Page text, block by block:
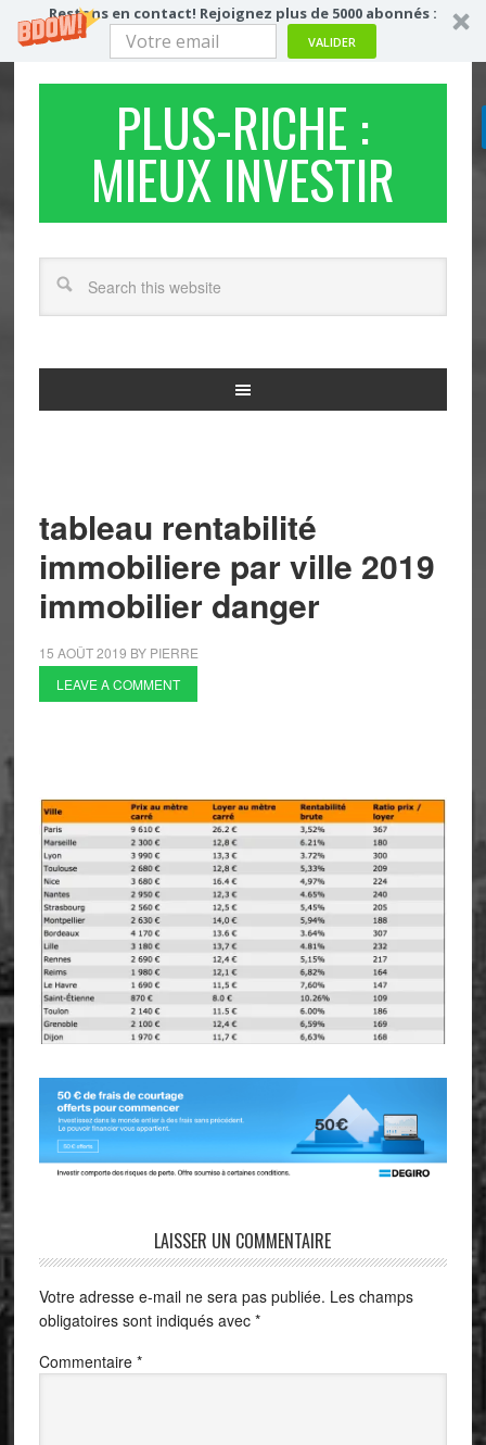
Restons en contact! Rejoignez plus de 5000 abonnés :
VALIDER
PLUS-RICHE :
MIEUX INVESTIR
tableau rentabilité
immobiliere par ville 2019
immobilier danger
15 AOÛT 2019 BY PIERRE
LEAVE A COMMENT
LAISSER UN COMMENTAIRE
Votre adresse e-mail ne sera pas publiée. Les champs
obligatoires sont indiqués avec *
Commentaire *